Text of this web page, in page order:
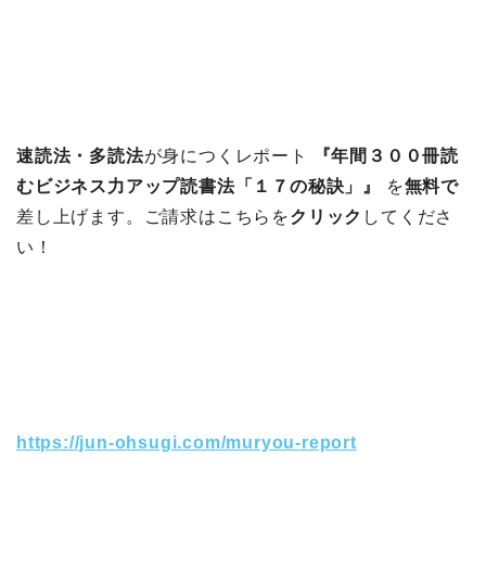
速読法・多読法が身につくレポート
『年間３００冊読
むビジネス力アップ読書法「１７の秘訣」』
を無料で
差し上げます。ご請求はこちらをクリック してくださ
い！
https://jun-ohsugi.com/muryou-report